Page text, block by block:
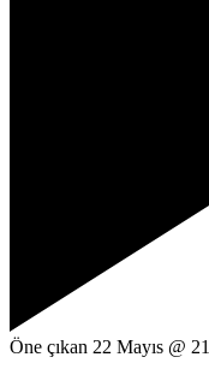
Öne çıkan 22 Mayıs @